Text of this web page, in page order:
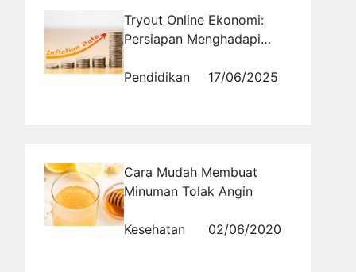
Tryout Online Ekonomi:
Persiapan Menghadapi
Pendidikan
17/06/2025
Cara Mudah Membuat
Minuman Tolak Angin
Kesehatan 02/06/2020